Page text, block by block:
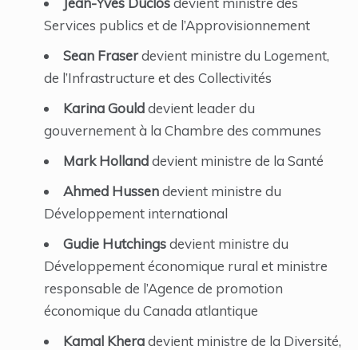
Services publics et de l’Approvisionnement
Sean Fraserdevient ministre du Logement,
de l’Infrastructure et des Collectivités
Karina Goulddevient leader du
gouvernement à la Chambre des communes
Mark Hollanddevient ministre de la Santé
Ahmed Hussendevient ministre du
Développement international
Gudie Hutchingsdevient ministre du
Développement économique rural et ministre
responsable de l’Agence de promotion
économique du Canada atlantique
Kamal Kheradevient ministre de la Diversité,